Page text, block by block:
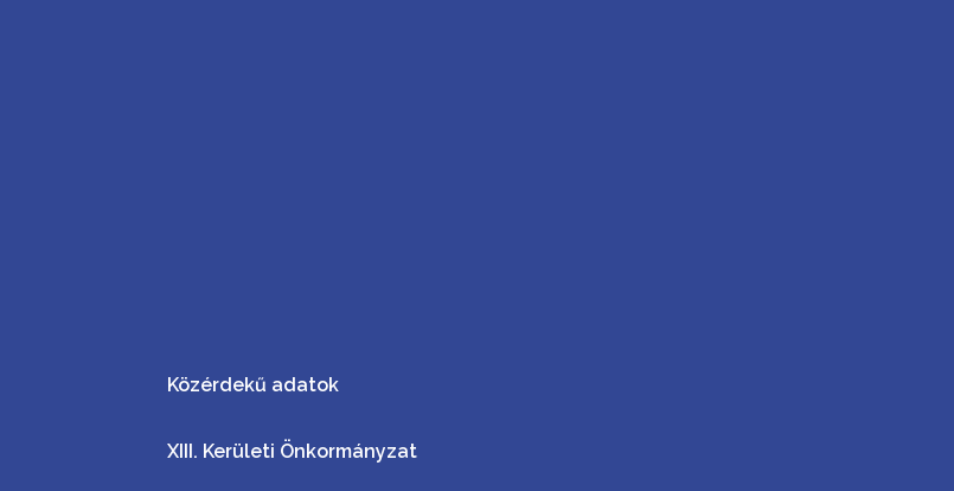
Közérdekű adatok
XIII. Kerületi Önkormányzat